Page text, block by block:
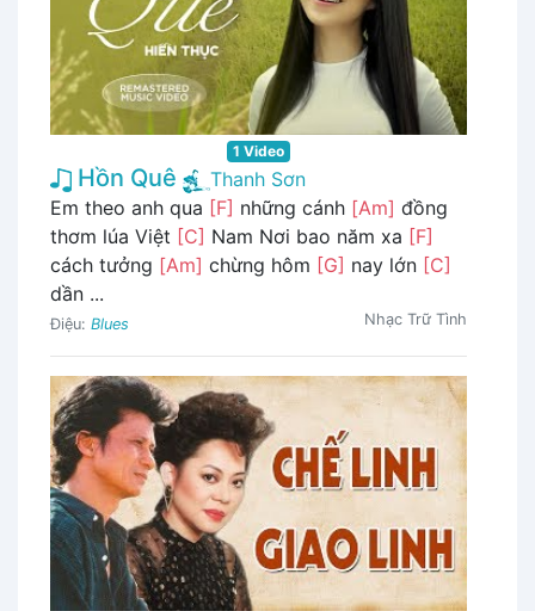
1 Video
Hồn Quê
Thanh Sơn
Em theo anh qua [F] những cánh [Am] đồng
thơm lúa Việt [C] Nam Nơi bao năm xa [F]
cách tưởng [Am] chừng hôm [G] nay lớn [C]
dần ...
Điệu: Blues Nhạc Trữ Tình